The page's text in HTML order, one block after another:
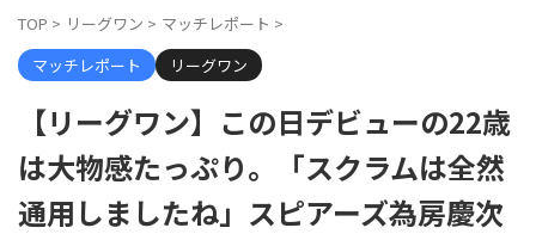
TOP > リーグワン > マッチレポート >
マッチレポート
リーグワン
【リーグワン】この日デビューの22歳
は大物感たっぷり。「スクラムは全然
通用しましたね」スピアーズ為房慶次